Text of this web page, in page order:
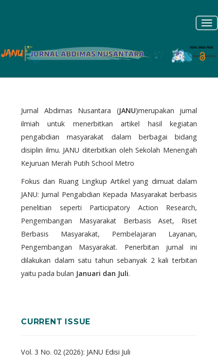
Bilah
Samping
Jurnal Abdimas Nusantara (JANU)merupakan jurnal
ilmiah untuk menerbitkan artikel hasil kegiatan
pengabdian masyarakat dalam berbagai bidang
disiplin ilmu. JANU diterbitkan oleh Sekolah Menengah
Kejuruan Merah Putih School Metro
Fokus dan Ruang Lingkup Artikel yang dimuat dalam
JANU: Jurnal Pengabdian Kepada Masyarakat berbasis
penelitian seperti Participatory Action Research,
Pengembangan Masyarakat Berbasis Aset, Riset
Berbasis Masyarakat, Pembelajaran Layanan,
Pengembangan Masyarakat. Penerbitan jurnal ini
dilakukan dalam satu tahun sebanyak 2 kali terbitan
yaitu pada bulan Januari dan Juli.
CURRENT ISSUE
Vol. 3 No. 02 (2026): JANU Edisi Juli